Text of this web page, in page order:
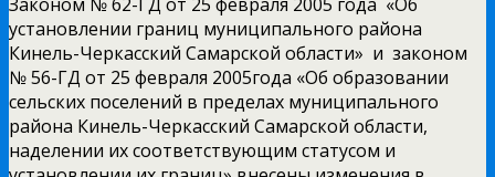
установлении границ муниципального района
Кинель-Черкасский Самарской области» и законом
№ 56-ГД от 25 февраля 2005года «Об образовании
сельских поселений в пределах муниципального
района Кинель-Черкасский Самарской области,
наделении их соответствующим статусом и